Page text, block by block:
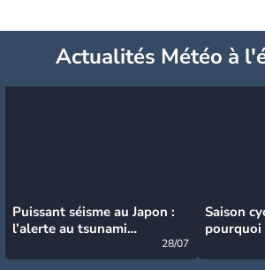
Actualités Météo à
Puissant séisme au Japon :
l’alerte au tsunami
28/07
Saison
pourquoi